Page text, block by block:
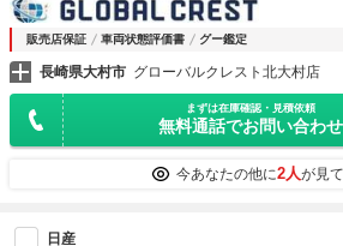
販売店保証 車両状態評価書 グー鑑定
長崎県大村市 グローバルクレスト北大村店
まずは在庫確認・見積依頼
無料通話でお問い合わせ
今あなたの他に2人が見
日産